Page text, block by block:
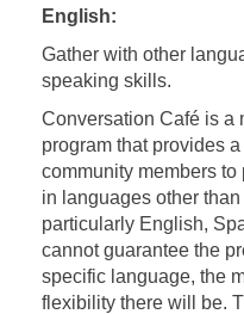
English:
Gather with other
speaking skills.
Conversation Café is a
program that provides
community members
in languages other
particularly English,
cannot guarantee the
specific language, the
flexibility there will be.